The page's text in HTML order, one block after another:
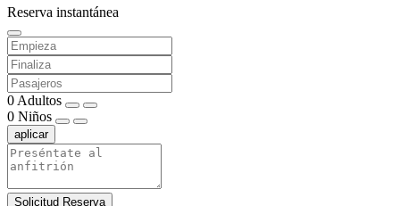
Reserva instantánea
0 Adultos
0 Niños
aplicar
Solicitud Reserva